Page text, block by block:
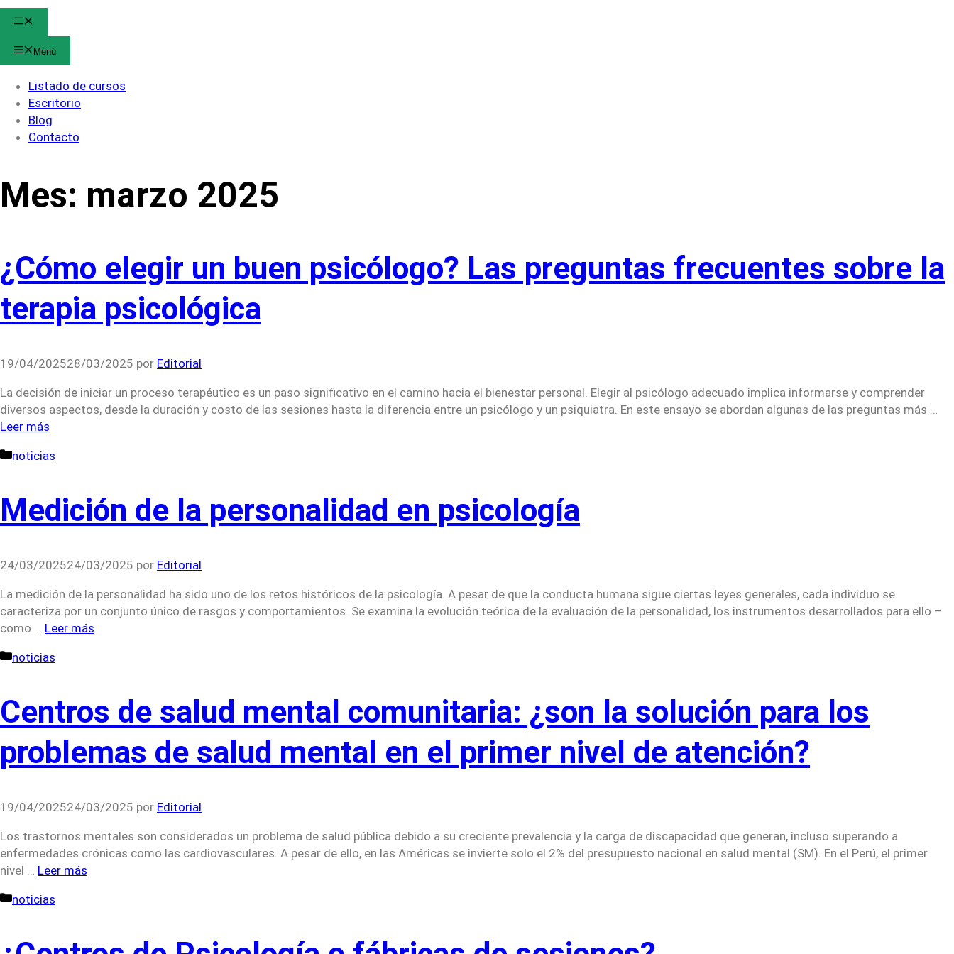
Menú
Listado de cursos
Escritorio
Blog
Contacto
Mes: marzo 2025
¿Cómo elegir un buen psicólogo? Las preguntas frecuentes sobre la
terapia psicológica
19/04/202528/03/2025 por Editorial
La decisión de iniciar un proceso terapéutico es un paso significativo en el camino hacia el bienestar personal. Elegir al psicólogo adecuado implica informarse y comprender
diversos aspectos, desde la duración y costo de las sesiones hasta la diferencia entre un psicólogo y un psiquiatra. En este ensayo se abordan algunas de las preguntas más …
Leer más
Categorías
noticias
Medición de la personalidad en psicología
24/03/202524/03/2025 por Editorial
La medición de la personalidad ha sido uno de los retos históricos de la psicología. A pesar de que la conducta humana sigue ciertas leyes generales, cada individuo se
caracteriza por un conjunto único de rasgos y comportamientos. Se examina la evolución teórica de la evaluación de la personalidad, los instrumentos desarrollados para ello –
como … Leer más
Categorías
noticias
Centros de salud mental comunitaria: ¿son la solución para los
problemas de salud mental en el primer nivel de atención?
19/04/202524/03/2025 por Editorial
Los trastornos mentales son considerados un problema de salud pública debido a su creciente prevalencia y la carga de discapacidad que generan, incluso superando a
enfermedades crónicas como las cardiovasculares. A pesar de ello, en las Américas se invierte solo el 2% del presupuesto nacional en salud mental (SM). En el Perú, el primer
nivel … Leer más
Categorías
noticias